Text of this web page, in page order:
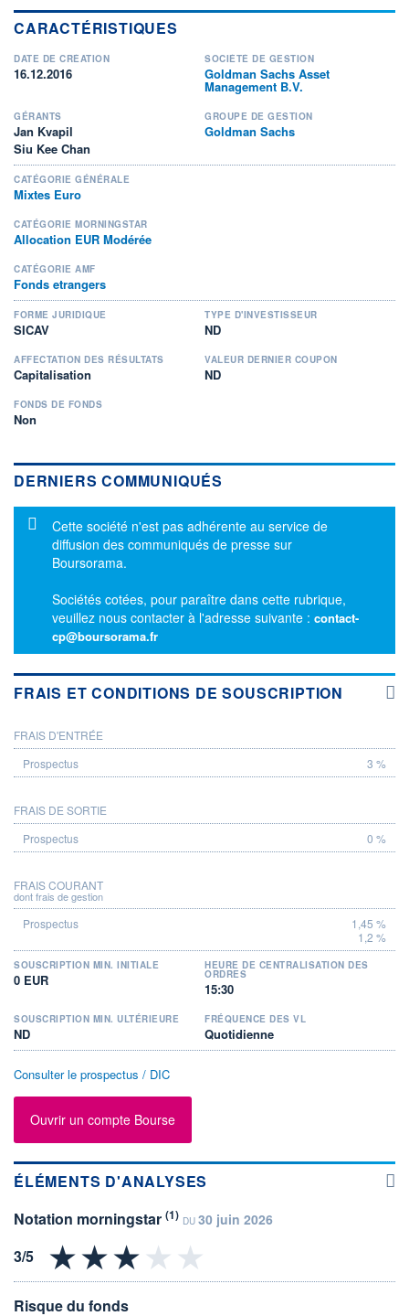
CARACTÉRISTIQUES
DATE DE CRÉATION
16.12.2016
SOCIÉTÉ DE GESTION
Goldman Sachs Asset
Management B.V.
GÉRANTS
Jan Kvapil
Siu Kee Chan
GROUPE DE GESTION
Goldman Sachs
CATÉGORIE GÉNÉRALE
Mixtes Euro
CATÉGORIE MORNINGSTAR
Allocation EUR Modérée
CATÉGORIE AMF
Fonds etrangers
FORME JURIDIQUE
SICAV
TYPE D'INVESTISSEUR
ND
AFFECTATION DES RÉSULTATS
Capitalisation
VALEUR DERNIER COUPON
ND
FONDS DE FONDS
Non
DERNIERS COMMUNIQUÉS
Message d'information
Cette société n'est pas adhérente au service de
diffusion des communiqués de presse sur
Boursorama.
Sociétés cotées, pour paraître dans cette rubrique,
veuillez nous contacter à l'adresse suivante : contact-
cp@boursorama.fr
FRAIS ET CONDITIONS DE SOUSCRIPTION
PROSPECTUS
FRAIS D'ENTRÉE
3 %
FRAIS DE SORTIE
0 %
FRAIS COURANT
dont frais de gestion
1,45 %
1,2 %
SOUSCRIPTION MIN. INITIALE
0 EUR
HEURE DE CENTRALISATION DES
ORDRES
15:30
SOUSCRIPTION MIN. ULTÉRIEURE
ND
FRÉQUENCE DES VL
Quotidienne
Consulter le prospectus / DIC
Ouvrir un compte Bourse
ÉLÉMENTS D'ANALYSES
Notation morningstar (1) DU 30 juin 2026
Risque du fonds